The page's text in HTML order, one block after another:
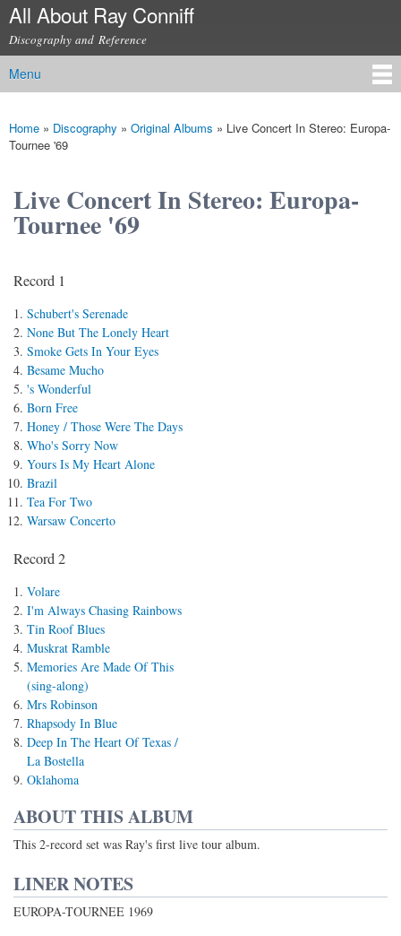
Skip to
content
All About Ray Conniff
Discography and Reference
Main menu
Menu
You are here
Home » Discography » Original Albums » Live Concert In Stereo: Europa-
Tournee '69
Live Concert In Stereo: Europa-
Tournee '69
Record 1
Schubert's Serenade
None But The Lonely Heart
Smoke Gets In Your Eyes
Besame Mucho
's Wonderful
Born Free
Honey / Those Were The Days
Who's Sorry Now
Yours Is My Heart Alone
Brazil
Tea For Two
Warsaw Concerto
Record 2
Volare
I'm Always Chasing Rainbows
Tin Roof Blues
Muskrat Ramble
Memories Are Made Of This
(sing-along)
Mrs Robinson
Rhapsody In Blue
Deep In The Heart Of Texas /
La Bostella
Oklahoma
ABOUT THIS ALBUM
This 2-record set was Ray's first live tour album.
LINER NOTES
EUROPA-TOURNEE 1969